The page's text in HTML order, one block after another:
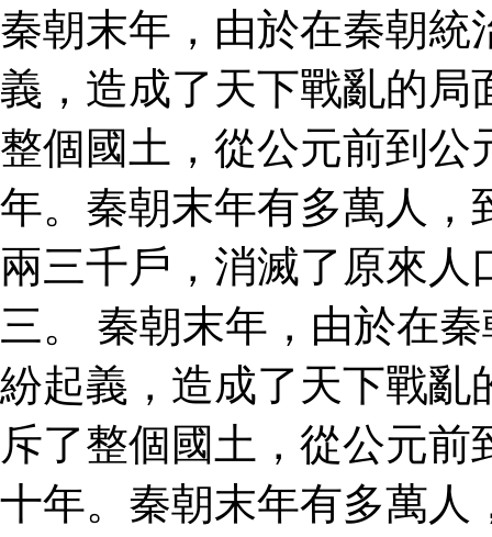
秦朝末年，由於在秦朝統
義，造成了天下戰亂的局
整個國土，從公元前到公
年。秦朝末年有多萬人，
兩三千戶，消滅了原來
三。 秦朝末年，由於在
紛起義，造成了天下戰亂
斥了整個國土，從公元
十年。秦朝末年有多萬人